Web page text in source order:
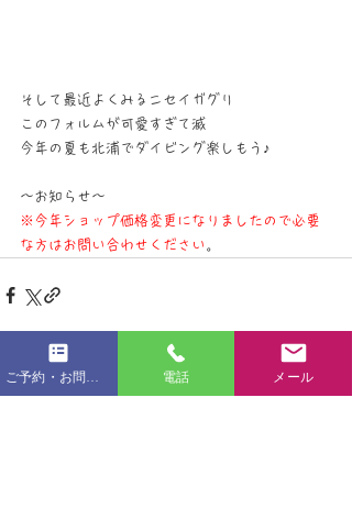
そして最近よくみるニセイガグリ
このフォルムが可愛すぎて滅
今年の夏も北浦でダイビング楽しもう♪
～お知らせ～
※今年ショップ価格変更になりましたので必要
な方はお問い合わせください 。
電話 メール